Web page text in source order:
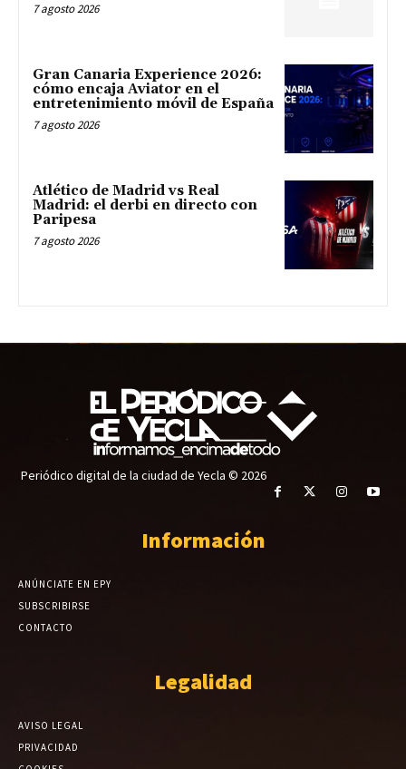
7 agosto 2026
Gran Canaria Experience 2026:
cómo encaja Aviator en el
entretenimiento móvil de España
7 agosto 2026
Atlético de Madrid vs Real
Madrid: el derbi en directo con
Paripesa
7 agosto 2026
Periódico digital de la ciudad de Yecla © 2026
Información
ANÚNCIATE EN EPY
SUBSCRIBIRSE
CONTACTO
Legalidad
AVISO LEGAL
PRIVACIDAD